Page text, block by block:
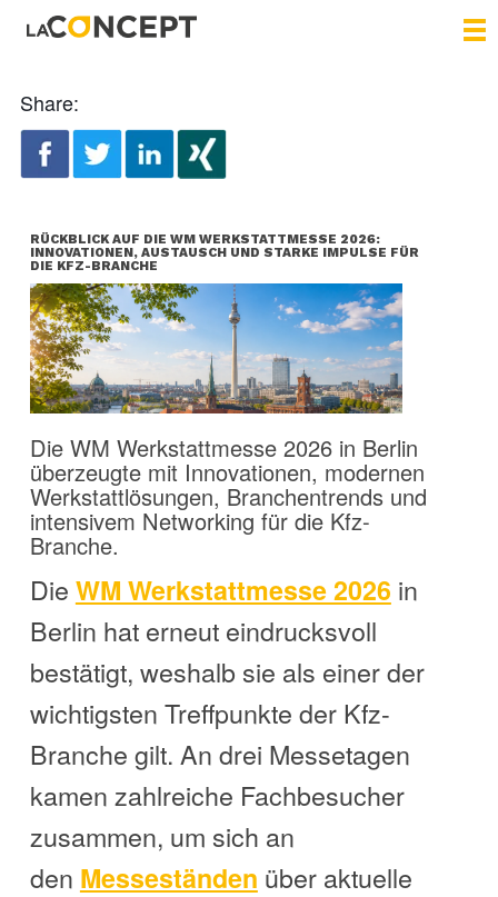
Share:
RÜCKBLICK AUF DIE WM WERKSTATTMESSE 2026:
INNOVATIONEN, AUSTAUSCH UND STARKE IMPULSE FÜR
DIE KFZ-BRANCHE
Die WM Werkstattmesse 2026 in Berlin
überzeugte mit Innovationen, modernen
Werkstattlösungen, Branchentrends und
intensivem Networking für die Kfz-
Branche.
Die WM Werkstattmesse 2026 in
Berlin hat erneut eindrucksvoll
bestätigt, weshalb sie als einer der
wichtigsten Treffpunkte der Kfz-
Branche gilt. An drei Messetagen
kamen zahlreiche Fachbesucher
zusammen, um sich an
den Messeständen über aktuelle